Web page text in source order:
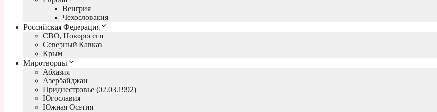
Венгрия
Чехословакия
Российская Федерация
СВО, Новороссия
Северный Кавказ
Крым
Миротворцы
Абхазия
Азербайджан
Приднестровье (02.03.1992)
Югославия
Южная Осетия